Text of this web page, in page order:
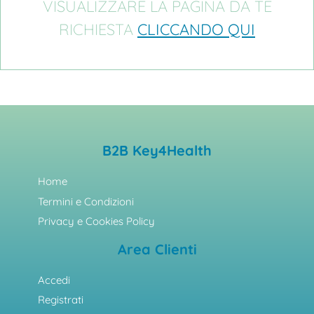
VISUALIZZARE LA PAGINA DA TE
RICHIESTA CLICCANDO QUI
B2B Key4Health
Home
Termini e Condizioni
Privacy e Cookies Policy
Area Clienti
Accedi
Registrati